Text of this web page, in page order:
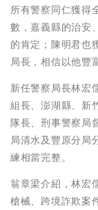
所有警察同仁獲得
數，嘉義縣的治安
的肯定；陳明君也
局長，相信以他豐
新任警察局長林宏
組長、澎湖縣、新
隊長、刑事警察局
局清水及豐原分局
練相當完整。
翁章梁介紹，林宏
槍械、跨境詐欺案